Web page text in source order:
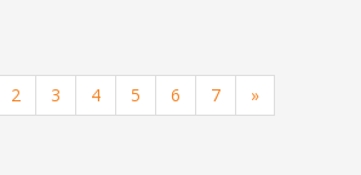
2 3 4 5 6 7
»